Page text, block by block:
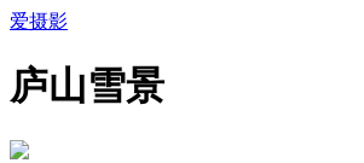
爱摄影
庐山雪景